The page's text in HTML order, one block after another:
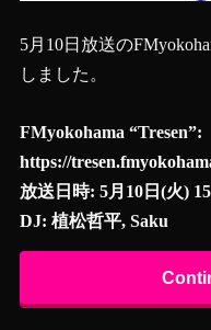
5月10日放送の
しました。
FMyokohama “Tresen”:
https://
放送日時: 5月10日(火)
DJ: 植松哲平, Saku